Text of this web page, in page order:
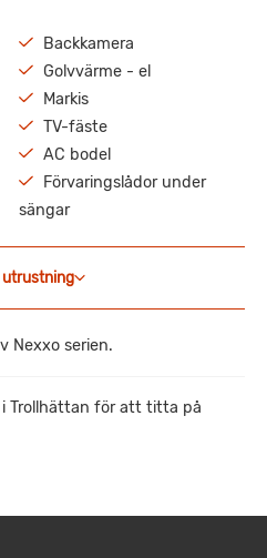
Backkamera
Golvvärme - el
Markis
TV-fäste
AC bodel
Förvaringslådor under
sängar
utrustning
Nexxo serien.
Trollhättan för att titta på